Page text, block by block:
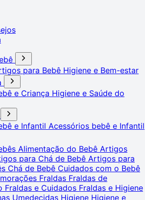
para Bebê Higiene e Bem-estar
e Criança Higiene e Saúde do
e Infantil Acessórios bebê e Infantil
Alimentação do Bebê Artigos
para Chá de Bebê Artigos para
Chá de Bebê Cuidados com o Bebê
Fraldas Fraldas de
Fraldas e Cuidados Fraldas e Higiene
Umedecidas Higiene Higiene e